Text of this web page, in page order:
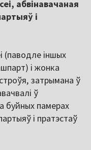
абвінавачаная
і
(паводле іншых
і жонка
затрымана ў
ў
буйных памерах
і пратэстаў